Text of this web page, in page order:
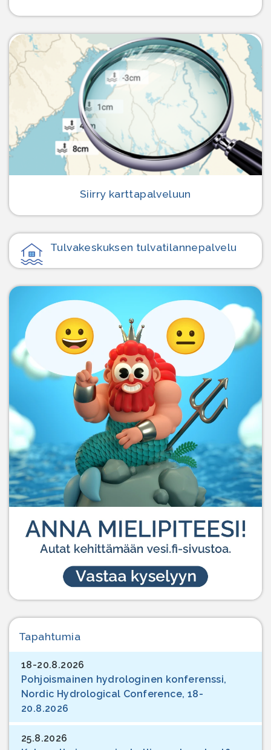
Siirry karttapalveluun
Tulvakeskuksen tulvatilanne­palvelu
Tapahtumia
18-20.8.2026
Pohjoismainen hydrologinen konferenssi,
Nordic Hydrological Conference, 18-
20.8.2026
25.8.2026